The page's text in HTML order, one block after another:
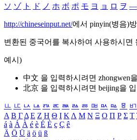
ソ ゾ ト ド ノ ホ ボ ポ モ ヨ ョ ロ ヲ ―
http://chineseinput.net/에서 pinyin(병음)
변환된 중국어를 복사하여 사용하시면
예시)
中文 을 입력하시려면 zhongwen
北京 을 입력하시려면 beijing을
ㅥ ㅦ ㅧ ㅨ ㅩ ㅪ ㅫ ㅬ ㅭ ㅮ ㅯ ㅰ ㅱ ㅲ
Α Β ΓΔ Ε Ζ Η Θ Ι ΚΛ Μ Ν Ξ Ο Π Ρ Σ Τ
á à Á À é è É È ç Ç ê
Ä Ö Ü ä ö ü ß